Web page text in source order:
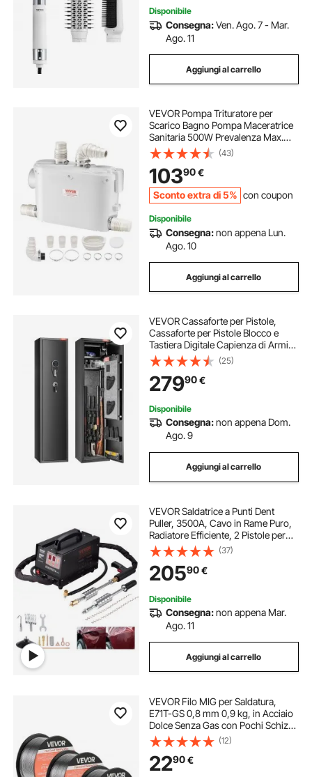
Lisciante
Disponibile
Consegna:Ven. Ago. 7 - Mar.
Ago. 11
Aggiungi al carrello
VEVOR Pompa Trituratore per
Scarico Bagno Pompa Maceratrice
Sanitaria 500W Prevalenza Max.
8m 3 Entrate per Tubi Portata Max.
6600L/h, Pompa Trituratore WC
2900 giri/min Resistente all'Acqua
Calda
(43)
10390€
Sconto extra di 5% con coupon
Disponibile
Consegna:non appena Lun.
Ago. 10
Aggiungi al carrello
VEVOR Cassaforte per Pistole,
Cassaforte per Pistole Blocco e
Tastiera Digitale Capienza di Armi
da Fuoco 7-8 pezzi, Armadietto per
Fucili, Ripiano Rimovibile per Armi
Lunghe e Pistole Domestiche
(25)
27990€
Disponibile
Consegna:non appena Dom.
Ago. 9
Aggiungi al carrello
VEVOR Saldatrice a Punti Dent
Puller, 3500A, Cavo in Rame Puro,
Radiatore Efficiente, 2 Pistole per
Saldatura, 7 Modalità Disponibili,
Saldatura a Induzione Automatica,
Aspirazione a Vuoto 180 kg
(37)
20590€
Disponibile
Consegna:non appena Mar.
Ago. 11
Aggiungi al carrello
VEVOR Filo MIG per Saldatura,
E71T-GS 0,8 mm 0,9 kg, in Acciaio
Dolce Senza Gas con Pochi Schizzi
per Saldatura ad Arco in Tutte le
Posizioni, Autoprotetto per Uso
Esterno, Confezione da 3 Rotoli
(12)
2290€